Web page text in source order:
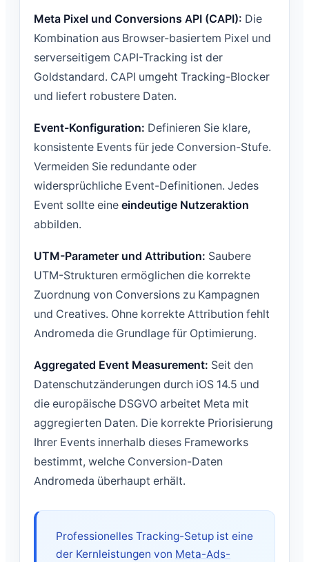
Meta Pixel und Conversions API (CAPI): Die
Kombination aus Browser-basiertem Pixel und
serverseitigem CAPI-Tracking ist der
Goldstandard. CAPI umgeht Tracking-Blocker
und liefert robustere Daten.
Event-Konfiguration: Definieren Sie klare,
konsistente Events für jede Conversion-Stufe.
Vermeiden Sie redundante oder
widersprüchliche Event-Definitionen. Jedes
Event sollte eineeindeutige Nutzeraktion
abbilden.
UTM-Parameter und Attribution: Saubere
UTM-Strukturen ermöglichen die korrekte
Zuordnung von Conversions zu Kampagnen
und Creatives. Ohne korrekte Attribution fehlt
Andromeda die Grundlage für Optimierung.
Aggregated Event Measurement: Seit den
Datenschutzänderungen durch iOS 14.5 und
die europäische DSGVO arbeitet Meta mit
aggregierten Daten. Die korrekte Priorisierung
Ihrer Events innerhalb dieses Frameworks
bestimmt, welche Conversion-Daten
Andromeda überhaupt erhält.
Professionelles Tracking-Setup ist eine
der Kernleistungen von Meta-Ads-